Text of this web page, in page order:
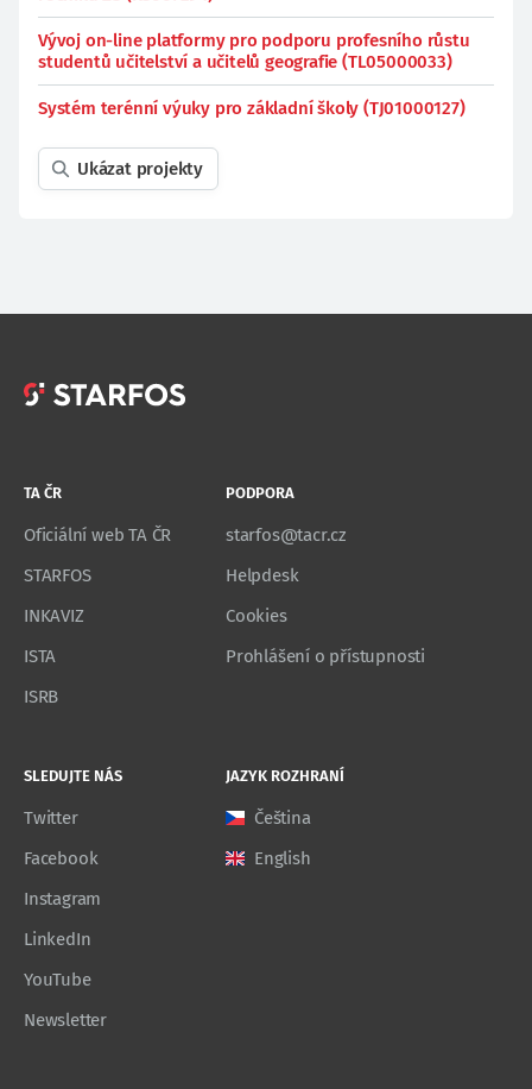
Vývoj on-line platformy pro podporu profesního růstu
studentů učitelství a učitelů geografie (TL05000033)
Systém terénní výuky pro základní školy (TJ01000127)
Ukázat projekty
TA ČR
Oficiální web TA ČR
STARFOS
INKAVIZ
ISTA
ISRB
PODPORA
starfos@tacr.cz
Helpdesk
Cookies
Prohlášení o přístupnosti
SLEDUJTE NÁS
Twitter
Facebook
Instagram
LinkedIn
YouTube
Newsletter
JAZYK ROZHRANÍ
Čeština
English